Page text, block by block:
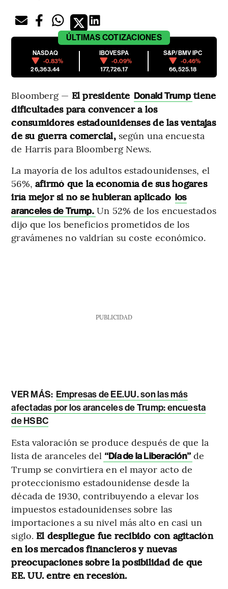
ÚLTIMAS COTIZACIONES
NASDAQ
-0.83%
26,363.44
IBOVESPA
-0.09%
177,726.17
S&P/BMV IPC
-0.46%
66,525.18
Bloomberg — El presidente Donald Trump tiene
dificultades para convencer a los
consumidores estadounidenses de las ventajas
de su guerra comercial,según una encuesta
de Harris para Bloomberg News.
La mayoría de los adultos estadounidenses, el
56%, afirmó que la economía de sus hogares
iría mejor si no se hubieran aplicado los
aranceles de Trump. Un 52% de los encuestados
dijo que los beneficios prometidos de los
gravámenes no valdrían su coste económico.
PUBLICIDAD
VER MÁS: Empresas de EE.UU. son las más
afectadas por los aranceles de Trump: encuesta
de HSBC
Esta valoración se produce después de que la
lista de aranceles del “Día de la Liberación” de
Trump se convirtiera en el mayor acto de
proteccionismo estadounidense desde la
década de 1930, contribuyendo a elevar los
impuestos estadounidenses sobre las
importaciones a su nivel más alto en casi un
siglo. El despliegue fue recibido con agitación
en los mercados financieros y nuevas
preocupaciones sobre la posibilidad de que
EE. UU. entre en recesión.